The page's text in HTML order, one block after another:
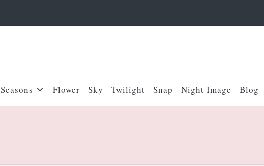
Seasons Flower Sky Twilight Snap Night Image Blog